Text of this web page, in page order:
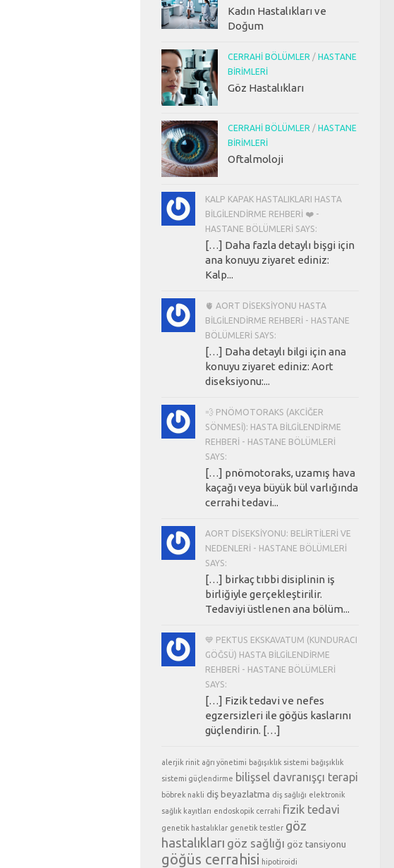
Kadın Hastalıkları ve
Doğum
CERRAHI BÖLÜMLER / HASTANE
BIRIMLERI
Göz Hastalıkları
CERRAHI BÖLÜMLER / HASTANE
BIRIMLERI
Oftalmoloji
KALP KAPAK HASTALIKLARI HASTA
BILGILENDIRME REHBERI ❤️ -
HASTANE BÖLÜMLERI SAYS:
[…] Daha fazla detaylı bişgi için
ana konuyu ziyaret ediniz:
Kalp...
🫀 AORT DISEKSIYONU HASTA
BILGILENDIRME REHBERI - HASTANE
BÖLÜMLERI SAYS:
[…] Daha detaylı bilgi için ana
konuyu ziyaret ediniz: Aort
diseksiyonu:...
💨 PNÖMOTORAKS (AKCIĞER
SÖNMESI): HASTA BILGILENDIRME
REHBERI - HASTANE BÖLÜMLERI
SAYS:
[…] pnömotoraks, uzamış hava
kaçağı veya büyük bül varlığında
cerrahi tedavi...
AORT DISEKSIYONU: BELIRTILERI VE
NEDENLERI - HASTANE BÖLÜMLERI
SAYS:
[…] birkaç tıbbi disiplinin iş
birliğiyle gerçekleştirilir.
Tedaviyi üstlenen ana bölüm...
💙 PEKTUS EKSKAVATUM (KUNDURACI
GÖĞSÜ) HASTA BILGILENDIRME
REHBERI - HASTANE BÖLÜMLERI
SAYS:
[…] Fizik tedavi ve nefes
egzersizleri ile göğüs kaslarını
güçlendirin. […]
alerjik rinit ağrı yönetimi bağışıklık sistemi bağışıklık
sistemi güçlendirme bilişsel davranışçı terapi
böbrek nakli diş beyazlatma diş sağlığı elektronik
sağlık kayıtları endoskopik cerrahi fizik tedavi
genetik hastalıklar genetik testler göz
hastalıkları göz sağlığı göz tansiyonu
göğüs cerrahisi hipotiroidi